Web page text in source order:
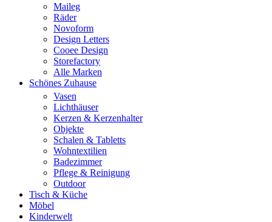
Maileg
Räder
Novoform
Design Letters
Cooee Design
Storefactory
Alle Marken
Schönes Zuhause
Vasen
Lichthäuser
Kerzen & Kerzenhalter
Objekte
Schalen & Tabletts
Wohntextilien
Badezimmer
Pflege & Reinigung
Outdoor
Tisch & Küche
Möbel
Kinderwelt